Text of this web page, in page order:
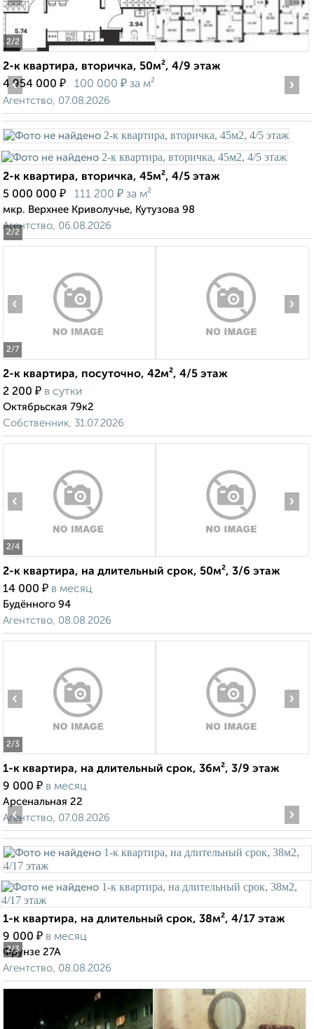
2/2
2-к квартира, вторичка, 50м², 4/9 этаж
4 954 000 ₽ 100 000 ₽ за м²
Агентство, 07.08.2026
2/2
‹ ›
2-к квартира, вторичка, 45м², 4/5 этаж
5 000 000 ₽ 111 200 ₽ за м²
мкр. Верхнее Криволучье, Кутузова 98
Агентство, 06.08.2026
2/7
‹ ›
2-к квартира, посуточно, 42м², 4/5 этаж
2 200 ₽ в сутки
Октябрьская 79к2
Собственник, 31.07.2026
2/4
‹ ›
2-к квартира, на длительный срок, 50м², 3/6 этаж
14 000 ₽ в месяц
Будённого 94
Агентство, 08.08.2026
2/3
‹ ›
1-к квартира, на длительный срок, 36м², 3/9 этаж
9 000 ₽ в месяц
Арсенальная 22
Агентство, 07.08.2026
2/3
‹ ›
1-к квартира, на длительный срок, 38м², 4/17 этаж
9 000 ₽ в месяц
Фрунзе 27А
Агентство, 08.08.2026